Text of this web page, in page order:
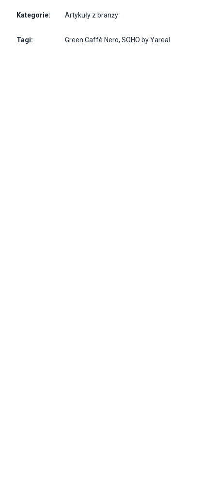
Kategorie: Artykuły z branży
Tagi: Green Caffè Nero, SOHO by Yareal